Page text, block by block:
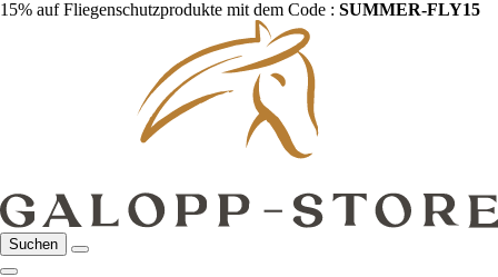
15% auf Fliegenschutzprodukte mit dem Code : SUMMER-FLY15
Suchen